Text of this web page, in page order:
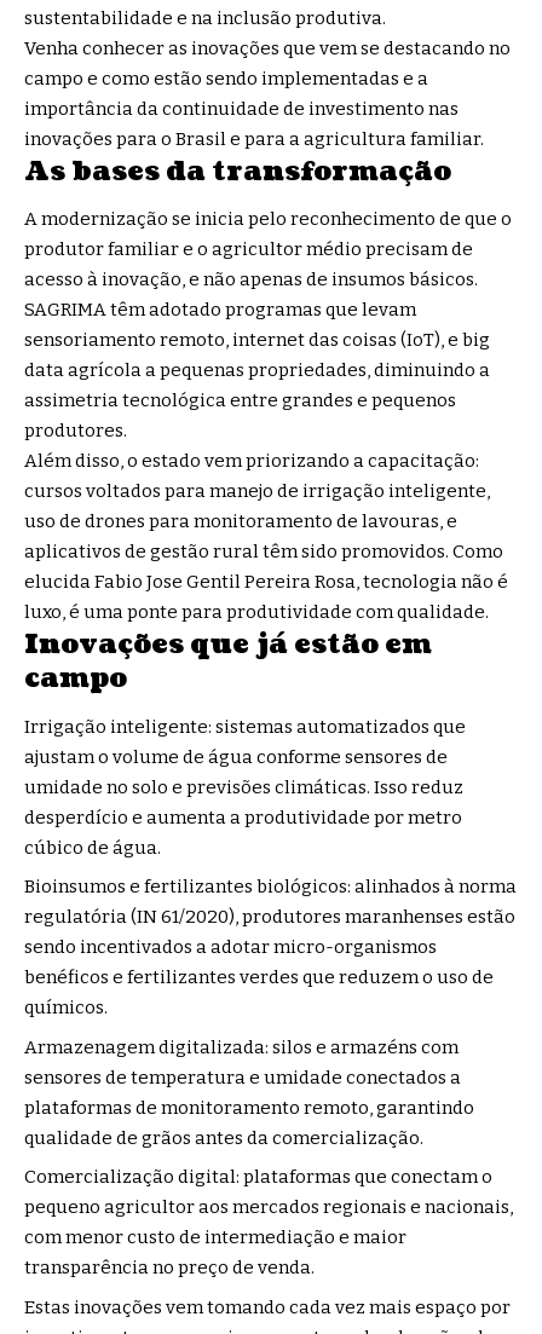
sustentabilidade e na inclusão produtiva.
Venha conhecer as inovações que vem se destacando no
campo e como estão sendo implementadas e a
importância da continuidade de investimento nas
inovações para o Brasil e para a agricultura familiar.
As bases da transformação
A modernização se inicia pelo reconhecimento de que o
produtor familiar e o agricultor médio precisam de
acesso à inovação, e não apenas de insumos básicos.
SAGRIMA têm adotado programas que levam
sensoriamento remoto, internet das coisas (IoT), e big
data agrícola a pequenas propriedades, diminuindo a
assimetria tecnológica entre grandes e pequenos
produtores.
Além disso, o estado vem priorizando a capacitação:
cursos voltados para manejo de irrigação inteligente,
uso de drones para monitoramento de lavouras, e
aplicativos de gestão rural têm sido promovidos. Como
elucida Fabio Jose Gentil Pereira Rosa, tecnologia não é
luxo, é uma ponte para produtividade com qualidade.
Inovações que já estão em
campo
Irrigação inteligente: sistemas automatizados que
ajustam o volume de água conforme sensores de
umidade no solo e previsões climáticas. Isso reduz
desperdício e aumenta a produtividade por metro
cúbico de água.
Bioinsumos e fertilizantes biológicos: alinhados à norma
regulatória (IN 61/2020), produtores maranhenses estão
sendo incentivados a adotar micro-organismos
benéficos e fertilizantes verdes que reduzem o uso de
químicos.
Armazenagem digitalizada: silos e armazéns com
sensores de temperatura e umidade conectados a
plataformas de monitoramento remoto, garantindo
qualidade de grãos antes da comercialização.
Comercialização digital: plataformas que conectam o
pequeno agricultor aos mercados regionais e nacionais,
com menor custo de intermediação e maior
transparência no preço de venda.
Estas inovações vem tomando cada vez mais espaço por